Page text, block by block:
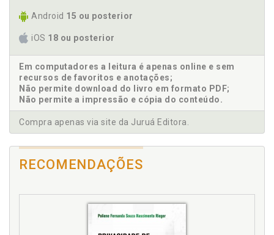
consumidor superendividado da defensoria pública.
Guimarães Davidovich / Patrícia Cardoso Maciel
D
Defensoria pública. Vivências da comissão de
defensoria pública. Alessandra Bentes Teixeira
Cardoso Maciel Tavares, p. 53
Dívida. Impacto da carga tributária sobre o
Android 15 ou posterior
iOS 18 ou posterior
Em computadores a leitura é apenas online e sem
recursos de favoritos e anotações;
Não permite download do livro em formato PDF;
Não permite a impressão e cópia do conteúdo.
Compra apenas via site da Juruá Editora.
RECOMENDAÇÕES